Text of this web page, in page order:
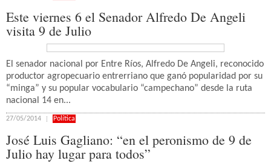
Este viernes 6 el Senador Alfredo De Angeli
visita 9 de Julio
El senador nacional por Entre Ríos, Alfredo De Angeli, reconocido
productor agropecuario entrerriano que ganó popularidad por su
“minga” y su popular vocabulario “campechano” desde la ruta
nacional 14 en...
27/05/2014 Política
José Luis Gagliano: “en el peronismo de 9 de
Julio hay lugar para todos”